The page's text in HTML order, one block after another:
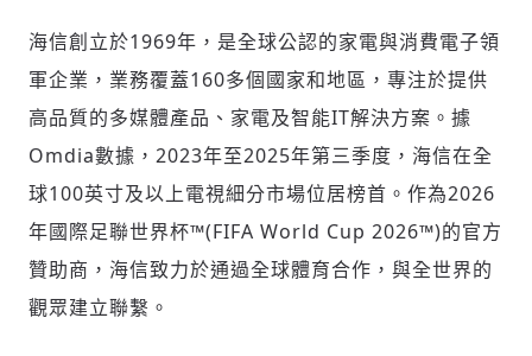
海信創立於1969年，是全球公認的家電與消費電子領
軍企業，業務覆蓋160多個國家和地區，專注於提供
高品質的多媒體產品、家電及智能IT解決方案。據
Omdia數據，2023年至2025年第三季度，海信在全
球100英寸及以上電視細分市場位居榜首。作為2026
年國際足聯世界杯™(FIFA World Cup 2026™)的官方
贊助商，海信致力於通過全球體育合作，與全世界的
觀眾建立聯繫。